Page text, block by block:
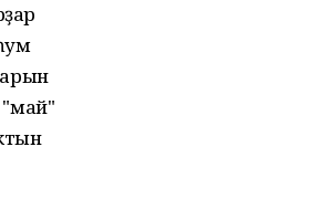
"май"